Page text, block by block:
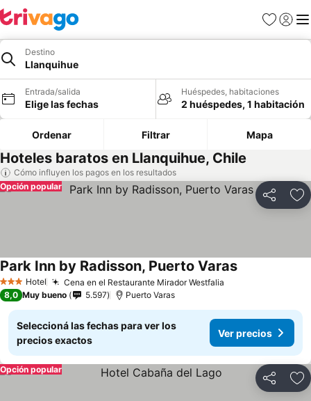
Favoritos
Iniciar
Destino
Llanquihue
Entrada/salida
Elige las fechas
Huéspedes, habitaciones
2 huéspedes, 1 habitación
Ordenar Filtrar Mapa
Hoteles baratos en Llanquihue, Chile
Cómo influyen los pagos en los resultados
Compartir
Opción popular
3 Estrellas
Hotel Cena en el Restaurante Mirador Westfalia
Park Inn by Radisson, Puerto VarasVer precios
8,0 Muy bueno 5.597 Puerto Varas
Seleccioná las fechas para ver los
precios exactos
Ver precios
Compartir
Opción popular